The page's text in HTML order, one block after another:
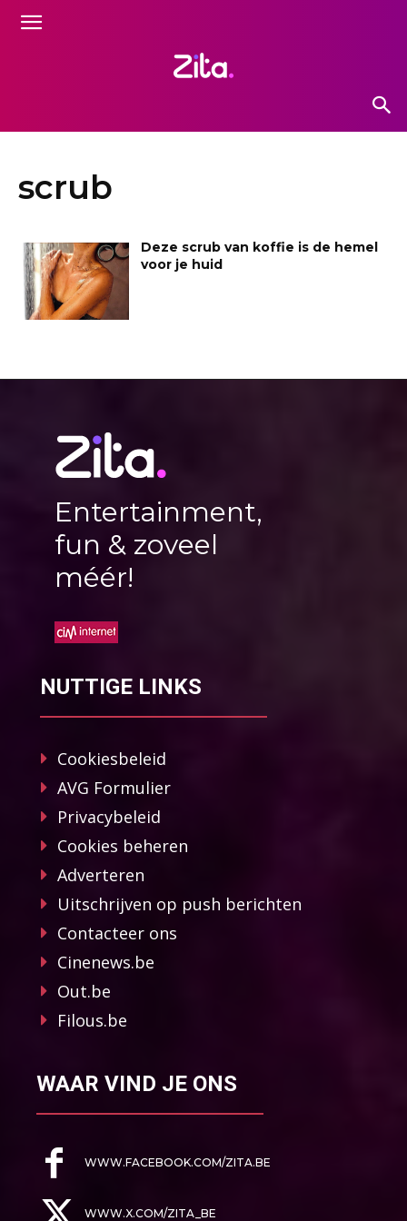
scrub
Deze scrub van koffie is de hemel
voor je huid
Entertainment,
fun & zoveel
méér!
NUTTIGE LINKS
Cookiesbeleid
AVG Formulier
Privacybeleid
Cookies beheren
Adverteren
Uitschrijven op push berichten
Contacteer ons
Cinenews.be
Out.be
Filous.be
WAAR VIND JE ONS
WWW.FACEBOOK.COM/ZITA.BE
WWW.X.COM/ZITA_BE